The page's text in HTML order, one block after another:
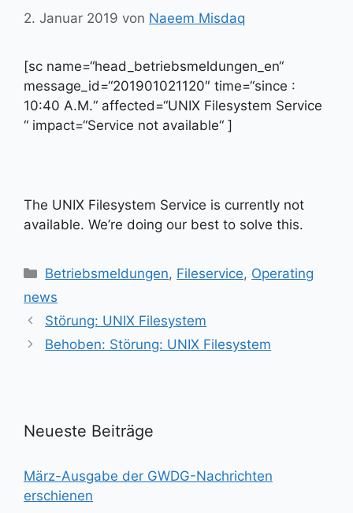
2. Januar 2019 von Naeem Misdaq
[sc name=“head_betriebsmeldungen_en“
message_id=“201901021120″ time=“since :
10:40 A.M.“ affected=“UNIX Filesystem Service
“ impact=“Service not available“ ]
The UNIX Filesystem Service is currently not
available. We’re doing our best to solve this.
Kategorien
Betriebsmeldungen, Fileservice, Operating
news
Störung: UNIX Filesystem
Behoben: Störung: UNIX Filesystem
Neueste Beiträge
März-Ausgabe der GWDG-Nachrichten
erschienen